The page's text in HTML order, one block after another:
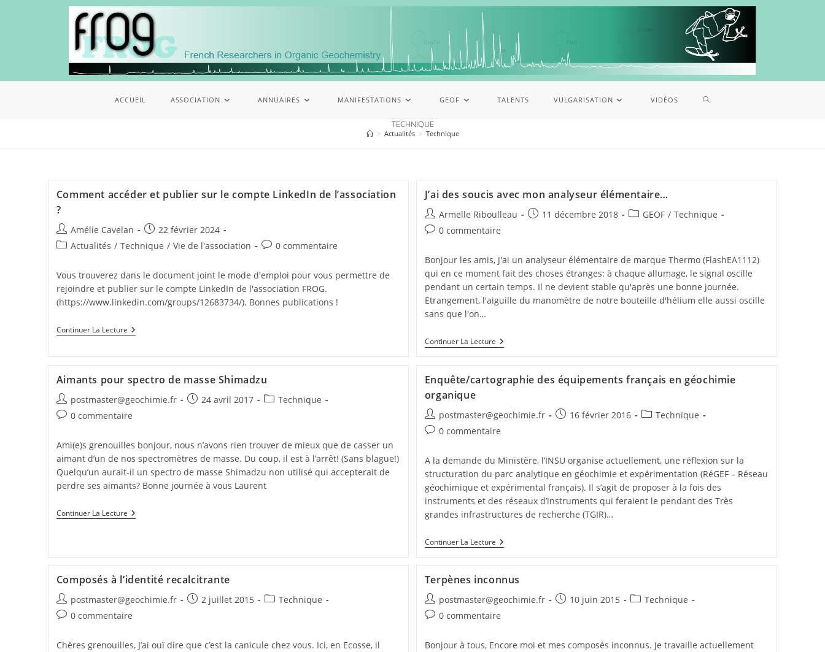
ACCUEIL ASSOCIATION ANNUAIRES MANIFESTATIONS GEOF TALENTS VULGARISATION VIDÉOS
TECHNIQUE
> Actualités > Technique
Comment accéder et publier sur le compte LinkedIn de l’association
?
Amélie Cavelan
22 février 2024
Actualités / Technique / Vie de l'association 0 commentaire
Vous trouverez dans le document joint le mode d'emploi pour vous permettre de
rejoindre et publier sur le compte LinkedIn de l'association FROG.
(https://www.linkedin.com/groups/12683734/). Bonnes publications !
Continuer La Lecture
J’ai des soucis avec mon analyseur élémentaire…
Armelle Riboulleau 11 décembre 2018 GEOF / Technique
0 commentaire
Bonjour les amis, J'ai un analyseur élémentaire de marque Thermo (FlashEA1112)
qui en ce moment fait des choses étranges: à chaque allumage, le signal oscille
pendant un certain temps. Il ne devient stable qu'après une bonne journée.
Etrangement, l'aiguille du manomètre de notre bouteille d'hélium elle aussi oscille
sans que l'on…
Continuer La Lecture
Aimants pour spectro de masse Shimadzu
postmaster@geochimie.fr 24 avril 2017
Technique
0 commentaire
Ami(e)s grenouilles bonjour, nous n’avons rien trouver de mieux que de casser un
aimant d’un de nos spectromètres de masse. Du coup, il est à l’arrêt! (Sans blague!)
Quelqu’un aurait-il un spectro de masse Shimadzu non utilisé qui accepterait de
perdre ses aimants? Bonne journée à vous Laurent
Continuer La Lecture
Enquête/cartographie des équipements français en géochimie
organique
postmaster@geochimie.fr 16 février 2016
Technique
0 commentaire
A la demande du Ministère, l’INSU organise actuellement, une réflexion sur la
structuration du parc analytique en géochimie et expérimentation (RéGEF – Réseau
géochimique et expérimental français). Il s’agit de proposer à la fois des
instruments et des réseaux d’instruments qui feraient le pendant des Très
grandes infrastructures de recherche (TGIR)…
Continuer La Lecture
Composés à l’identité recalcitrante
postmaster@geochimie.fr 2 juillet 2015
Technique
0 commentaire
Chères grenouilles, J’ai ouï dire que c’est la canicule chez vous. Ici, en Ecosse, il
Terpènes inconnus
postmaster@geochimie.fr 10 juin 2015
Technique
0 commentaire
Bonjour à tous, Encore moi et mes composés inconnus. Je travaille actuellement